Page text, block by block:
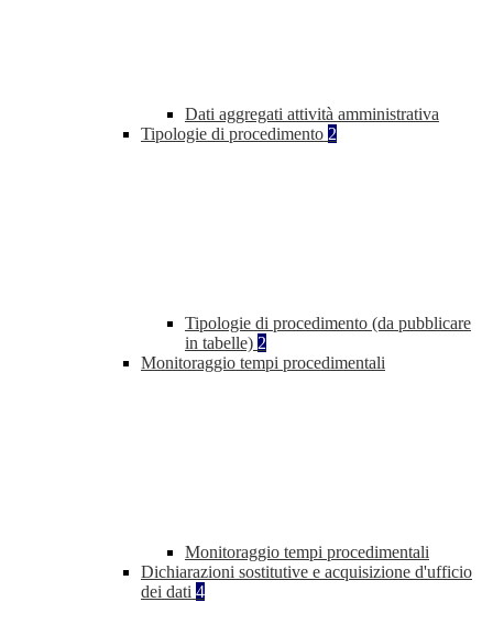
Dati aggregati attività amministrativa
Tipologie di procedimento 2
Tipologie di procedimento (da pubblicare
in tabelle) 2
Monitoraggio tempi procedimentali
Monitoraggio tempi procedimentali
Dichiarazioni sostitutive e acquisizione d'ufficio
dei dati 4